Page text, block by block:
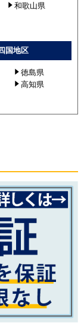
和歌山県
四国地区
徳島県
高知県